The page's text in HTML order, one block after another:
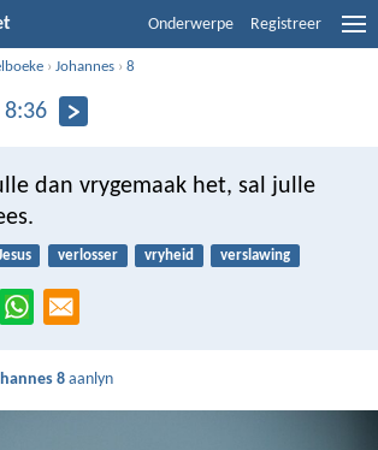
Onderwerpe Registreer
›Johannes ›8
dan vrygemaak het, sal julle
verlosser vryheid
verslawing
8aanlyn